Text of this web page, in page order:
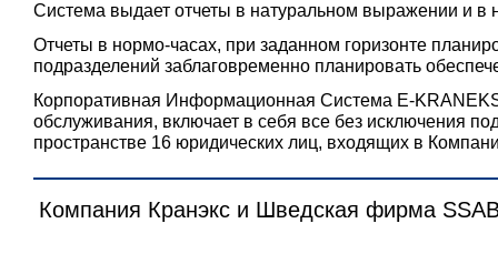
Система выдает отчеты в натуральном выражении и в
Отчеты в нормо-часах, при заданном горизонте
подразделений заблаговременно планировать
Корпоративная Информационная Система E-
обслуживания, включает в себя все без исключения
пространстве 16 юридических лиц, входящих в
Компания Кранэкс и Шведская фирма